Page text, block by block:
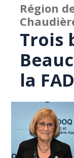
Région
Trois
la